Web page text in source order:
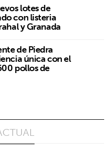
lotes de
con listeria
y Granada
de Piedra
única con el
pollos de